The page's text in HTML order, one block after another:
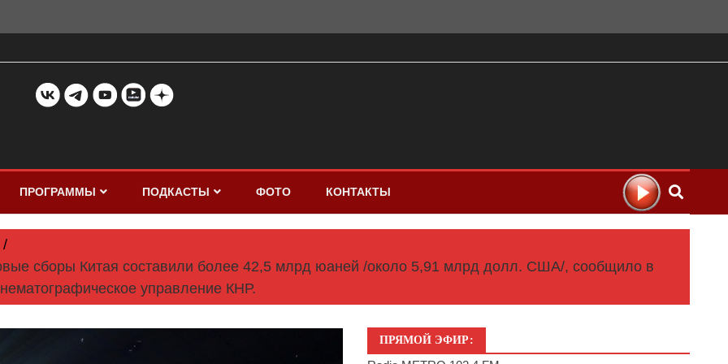
ПРОГРАММЫ ПОДКАСТЫ ФОТО КОНТАКТЫ
сборы Китая составили более 42,5 млрд юаней /около 5,91 млрд долл. США/, сообщило в
управление КНР.
ПРЯМОЙ ЭФИР: